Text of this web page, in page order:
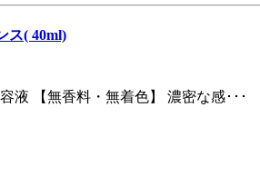
ス( 40ml)
液 【無香料・無着色】 濃密な感･･･